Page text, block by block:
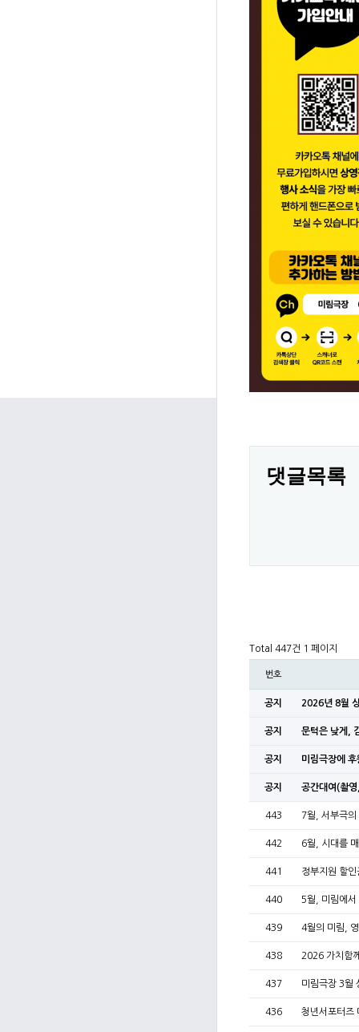
댓글목록
Total 447건 1 페이지
번호
공지 2026년 8월
공지 문턱은 낮게,
공지 미림극장에
공지 공간대여(촬
443 7월, 서부극
442 6월, 시대를
441 정부지원 할
440 5월, 미림에
439 4월의 미림,
438 2026 가치함
437 미림극장 3월
436 청년서포터즈